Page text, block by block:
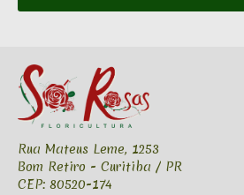
Rua Mateus Leme, 1253
Bom Retiro - Curitiba / PR
CEP: 80520-174